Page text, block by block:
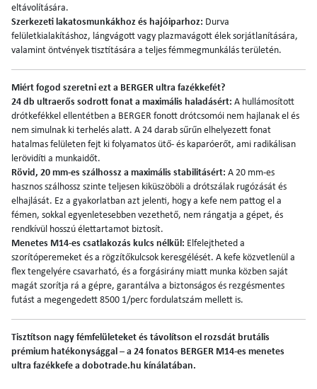
eltávolítására.
Szerkezeti lakatosmunkákhoz és hajóiparhoz: Durva
felületkialakításhoz, lángvágott vagy plazmavágott élek sorjátlanítására,
valamint öntvények tisztítására a teljes fémmegmunkálás területén.
Miért fogod szeretni ezt a BERGER ultra fazékkefét?
24 db ultraerős sodrott fonat a maximális haladásért: A hullámosított
drótkefékkel ellentétben a BERGER fonott drótcsomói nem hajlanak el és
nem simulnak ki terhelés alatt. A 24 darab sűrűn elhelyezett fonat
hatalmas felületen fejt ki folyamatos ütő- és kaparóerőt, ami radikálisan
lerövidíti a munkaidőt.
Rövid, 20 mm-es szálhossz a maximális stabilitásért: A 20 mm-es
hasznos szálhossz szinte teljesen kiküszöböli a drótszálak rugózását és
elhajlását. Ez a gyakorlatban azt jelenti, hogy a kefe nem pattog el a
fémen, sokkal egyenletesebben vezethető, nem rángatja a gépet, és
rendkívül hosszú élettartamot biztosít.
Menetes M14-es csatlakozás kulcs nélkül: Elfelejtheted a
szorítóperemeket és a rögzítőkulcsok keresgélését. A kefe közvetlenül a
flex tengelyére csavarható, és a forgásirány miatt munka közben saját
magát szorítja rá a gépre, garantálva a biztonságos és rezgésmentes
futást a megengedett 8500 1/perc fordulatszám mellett is.
Tisztítson nagy fémfelületeket és távolítson el rozsdát brutális
prémium hatékonysággal – a 24 fonatos BERGER M14-es menetes
ultra fazékkefe a dobotrade.hu kínálatában.